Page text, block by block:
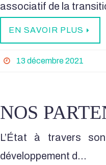
associatif de la
EN SAVOIR PLUS
13 décembre 2021
NOS
L’État à travers
développement d…